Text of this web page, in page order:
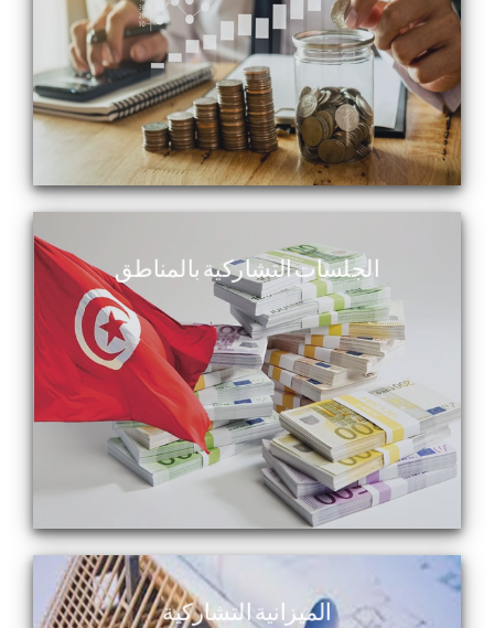
الجلسات التشاركية بالمناطق
الميزانية التشاركية